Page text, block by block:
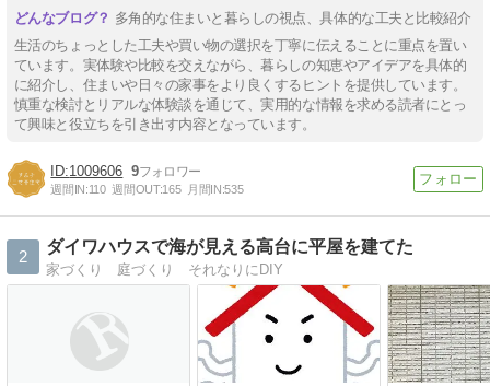
多角的な住まいと暮らしの視点、具体的な工夫と比較紹介
生活のちょっとした工夫や買い物の選択を丁寧に伝えることに重点を置い
ています。実体験や比較を交えながら、暮らしの知恵やアイデアを具体的
に紹介し、住まいや日々の家事をより良くするヒントを提供しています。
慎重な検討とリアルな体験談を通じて、実用的な情報を求める読者にとっ
て興味と役立ちを引き出す内容となっています。
1009606 9
週間IN:110 週間OUT:165 月間IN:535
2
ダイワハウスで海が見える高台に平屋を建てた
家づくり 庭づくり それなりにDIY